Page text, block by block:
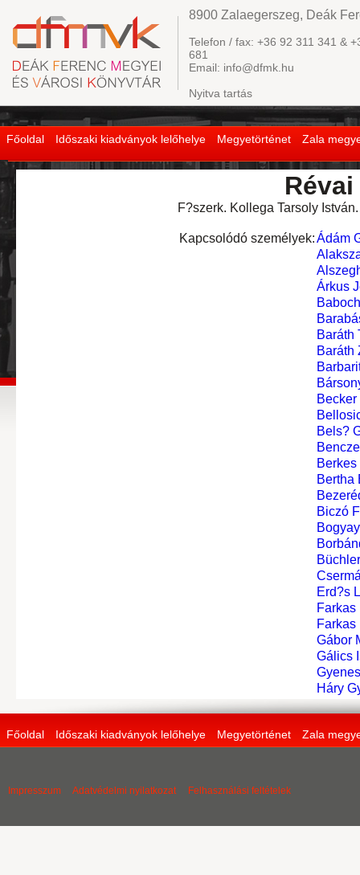
Főoldal Időszaki kiadványok lelőhelye Megyetörténet Zala
8900 Zalaegerszeg, Deák
Telefon / fax: +36 92 311 341 &
681
Email: info@dfmk.hu
Nyitva tartás
F?szerk. Kollega Tarsoly
Kapcsolódó személyek:Ádám
Árkus
Baráth
Baráth
Bels?
Bertha
Biczó
Erd?s
Farkas
Farkas
Gábor
Gálics
Háry
Főoldal Időszaki kiadványok lelőhelye Megyetörténet Zala
Impresszum Adatvédelmi nyilatkozat Felhasználási feltételek